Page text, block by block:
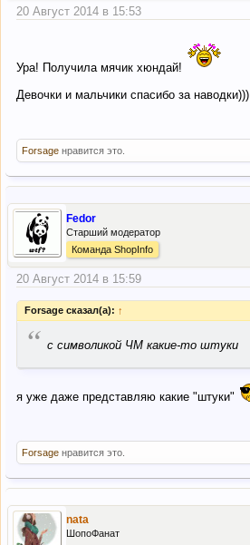
20 Август 2014 в 15:53
Ура! Получила мячик хюндай!
Девочки и мальчики спасибо за наводки)))
Forsage нравится это.
Fedor
Старший модератор
Команда ShopInfo
20 Август 2014 в 15:59
Forsage сказал(а): ↑
“ с символикой ЧМ какие-то штуки
я уже даже представляю какие "штуки"
Forsage нравится это.
nata
ШопоФанат